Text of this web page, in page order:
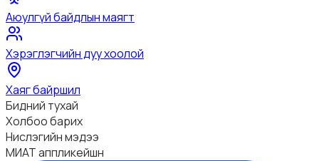
Аюулгүй байдлын маягт
Хэрэглэгчийн дуу хоолой
Хаяг байршил
Бидний тухай
Холбоо барих
Нислэгийн мэдээ
МИАТ аппликейшн